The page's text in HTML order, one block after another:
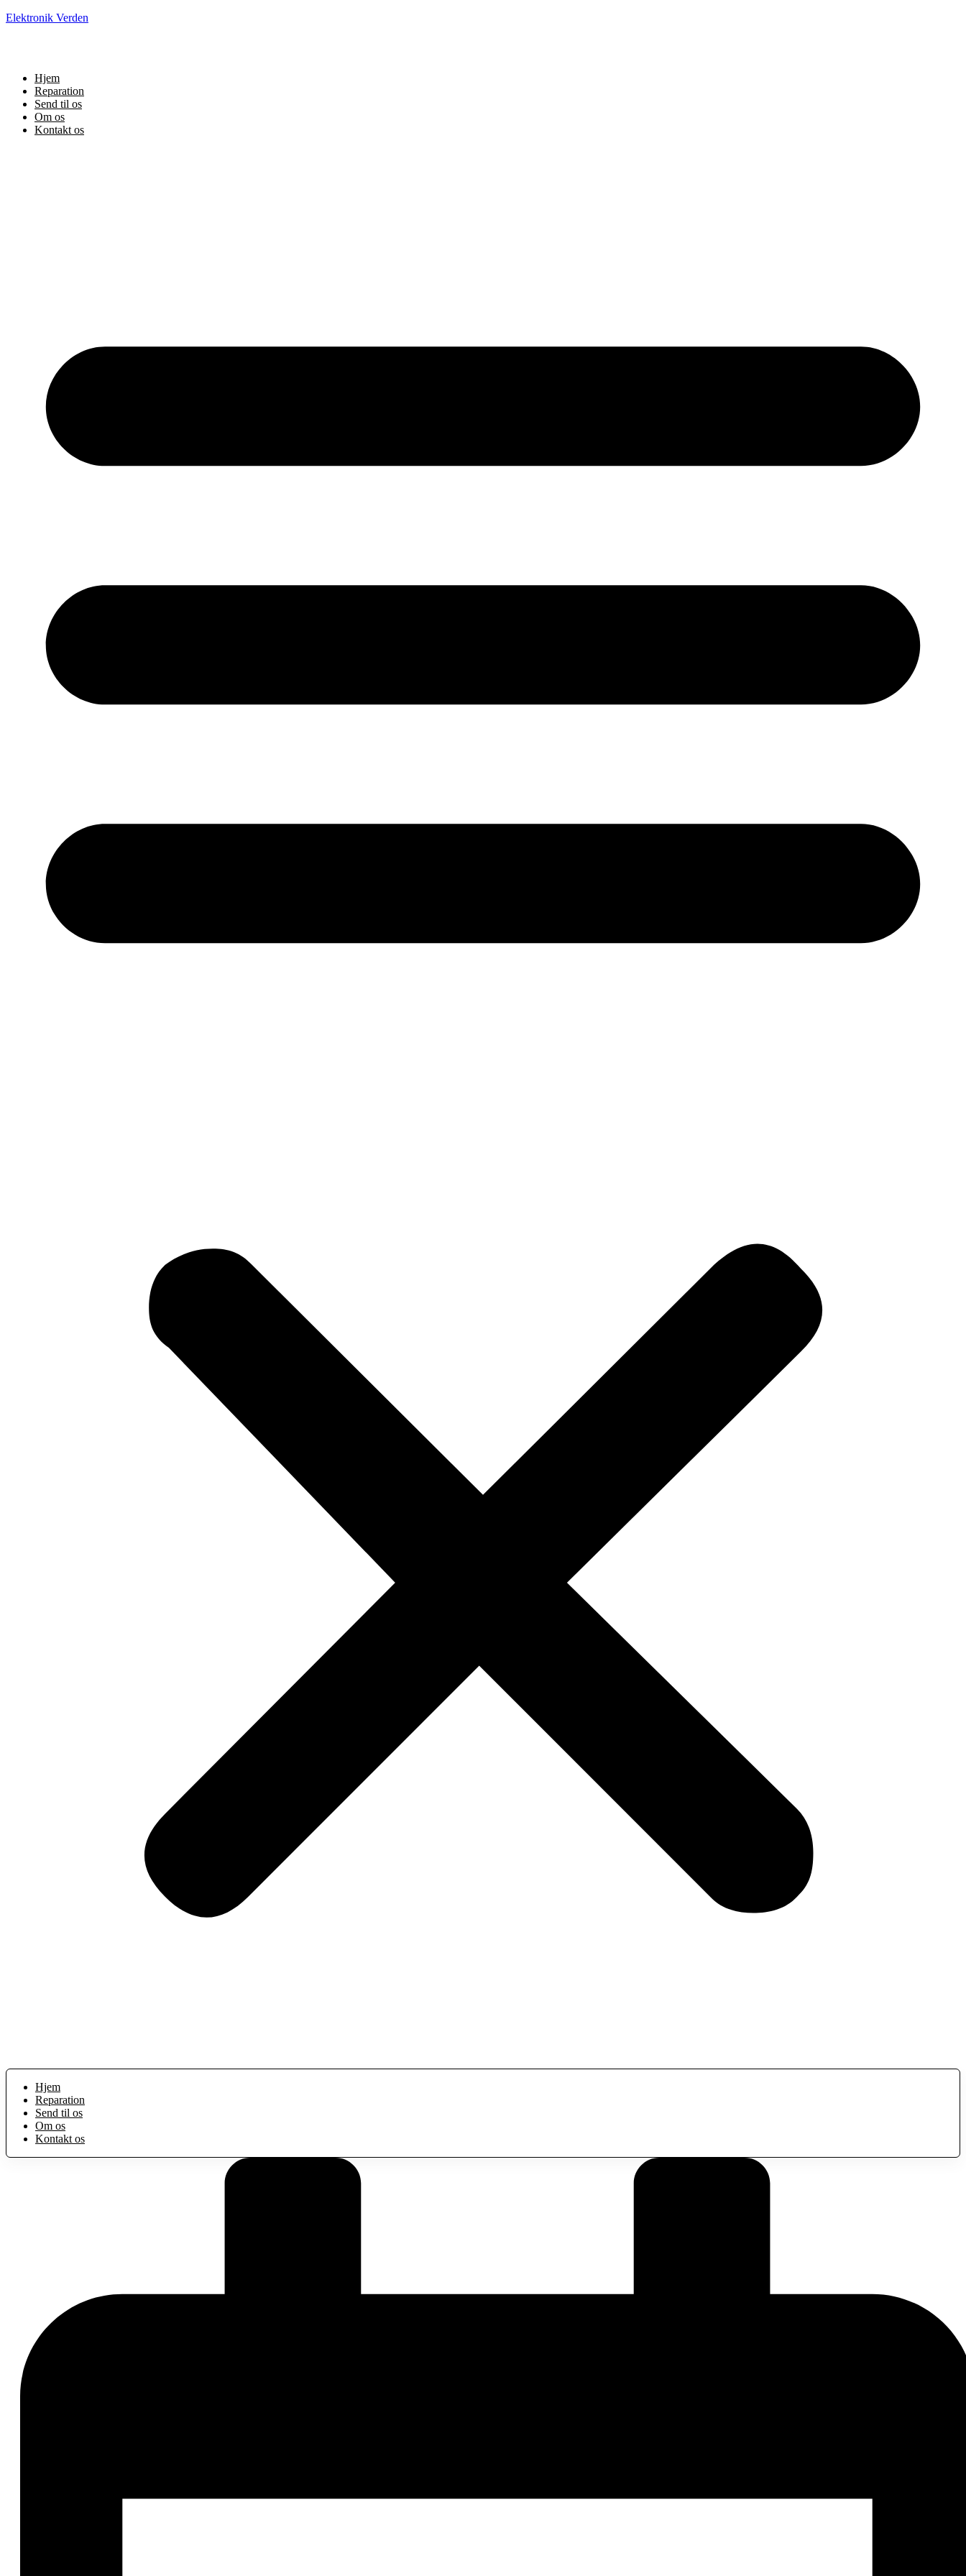
Elektronik Verden
Hjem
Reparation
Send til os
Om os
Kontakt os
Hjem
Reparation
Send til os
Om os
Kontakt os